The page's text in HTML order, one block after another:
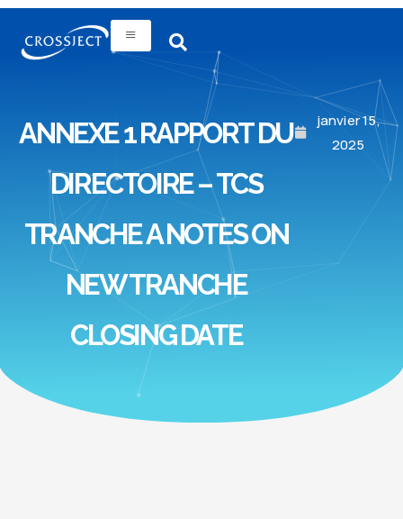
ANNEXE 1 RAPPORT DU
DIRECTOIRE – TCS
TRANCHE A NOTES ON
NEW TRANCHE
CLOSING DATE
janvier 15,
2025